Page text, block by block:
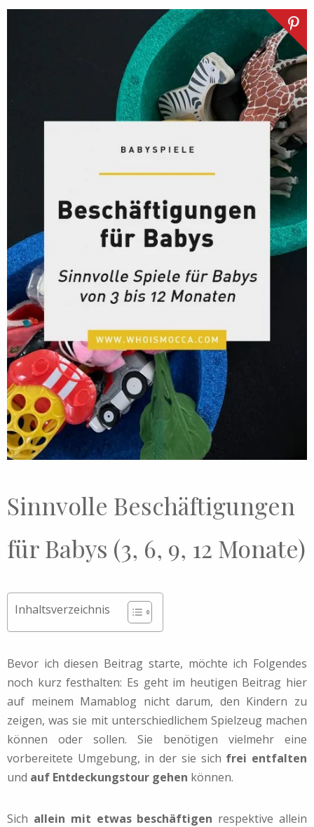
Sinnvolle Beschäftigungen
für Babys (3, 6, 9, 12 Monate)
Inhaltsverzeichnis
Bevor ich diesen Beitrag starte, möchte ich Folgendes
noch kurz festhalten: Es geht im heutigen Beitrag hier
auf meinem Mamablog nicht darum, den Kindern zu
zeigen, was sie mit unterschiedlichem Spielzeug machen
können oder sollen. Sie benötigen vielmehr eine
vorbereitete Umgebung, in der sie sich frei entfalten
und auf Entdeckungstour gehen können.
Sich allein mit etwas beschäftigen respektive allein